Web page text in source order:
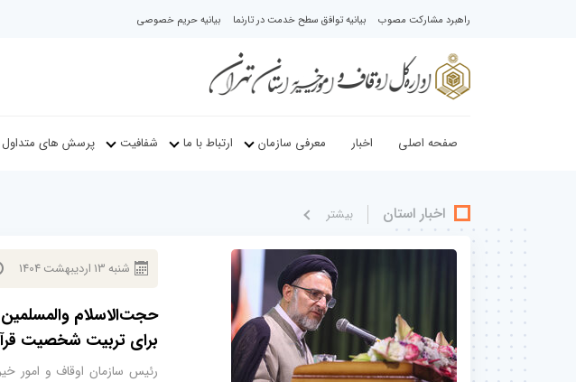
راهبرد مشارکت مصوب بیانیه توافق سطح خدمت در تارنما بیانیه حریم خصوصی
صفحه اصلی اخبار معرفی سازمان ارتباط با ما شفافیت پرسش های متداول
اخبار استان بيشتر
شنبه13ارديبهشت 1404
حجت‌الاسلام
برای تربیت شخصیت
رئیس سازمان اوقاف و امور